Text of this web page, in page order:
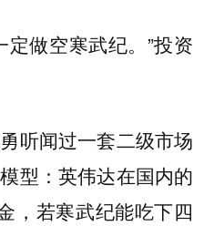
定做空寒武纪。”投资
听闻过一套二级市场
型：英伟达在国内的
，若寒武纪能吃下四